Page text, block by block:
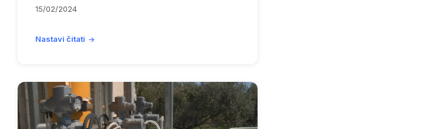
15/02/2024
Nastavi čitati